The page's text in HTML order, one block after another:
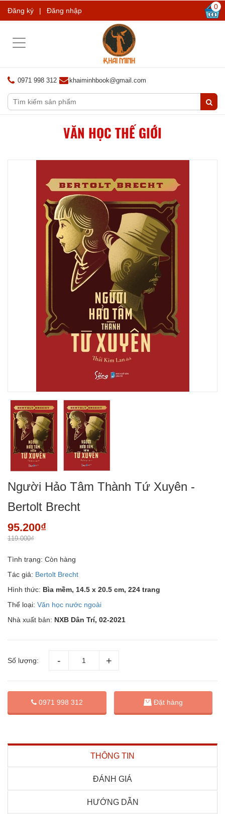
Đăng ký | Đăng nhập 0
Toggle
0971 998 312 khaiminhbook@gmail.com
VĂN HỌC THẾ GIỚI
Người Hảo Tâm Thành Tứ Xuyên -
Bertolt Brecht
95.200₫
119.000₫
Tình trạng: Còn hàng
Tác giả: Bertolt Brecht
Hình thức: Bìa mềm, 14.5 x 20.5 cm, 224 trang
Thể loại: Văn học nước ngoài
Nhà xuất bản: NXB Dân Trí, 02-2021
Số lượng:
0971 998 312 Đặt hàng
THÔNG TIN
ĐÁNH GIÁ
HƯỚNG DẪN